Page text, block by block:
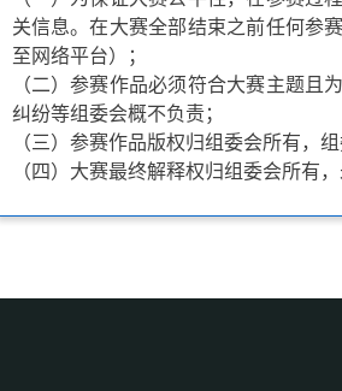
关信息。在大赛全部结束之前任何参
至网络平台）；
（二）参赛作品必须符合大赛主题
纠纷等组委会概不负责；
（三）参赛作品版权归组委会所有，
（四）大赛最终解释权归组委会所有